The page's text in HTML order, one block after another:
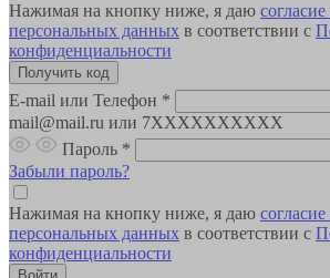
Нажимая на кнопку ниже, я даю
персональных данных в соответствии с
конфиденциальности
E-mail или Телефон *
mail@mail.ru или 7XXXXXXXXXX
Пароль *
Забыли пароль?
Нажимая на кнопку ниже, я даю
персональных данных в соответствии с
конфиденциальности